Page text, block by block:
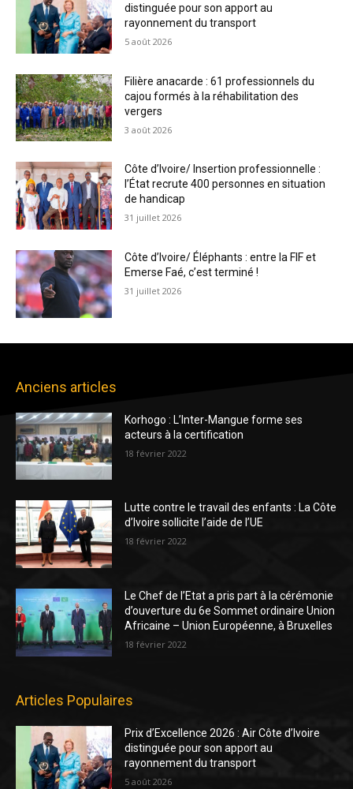
distinguée pour son apport au
rayonnement du transport
5 août 2026
Filière anacarde : 61 professionnels du
cajou formés à la réhabilitation des
vergers
3 août 2026
Côte d’Ivoire/ Insertion professionnelle :
l’État recrute 400 personnes en situation
de handicap
31 juillet 2026
Côte d’Ivoire/ Éléphants : entre la FIF et
Emerse Faé, c’est terminé !
31 juillet 2026
Anciens articles
Korhogo : L’Inter-Mangue forme ses
acteurs à la certification
18 février 2022
Lutte contre le travail des enfants : La Côte
d’Ivoire sollicite l’aide de l’UE
18 février 2022
Le Chef de l’Etat a pris part à la cérémonie
d’ouverture du 6e Sommet ordinaire Union
Africaine – Union Européenne, à Bruxelles
18 février 2022
Articles Populaires
Prix d’Excellence 2026 : Air Côte d’Ivoire
distinguée pour son apport au
rayonnement du transport
5 août 2026